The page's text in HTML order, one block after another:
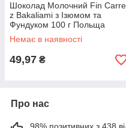
Шоколад Молочний Fin Carre
z Bakaliami з Ізюмом та
Фундуком 100 г Польща
Немає в наявності
49,97 ₴
Про нас